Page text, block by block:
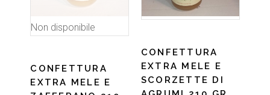
Non disponibile
CONFETTURA
EXTRA MELE E
CONFETTURA
EXTRA MELE E
SCORZETTE DI